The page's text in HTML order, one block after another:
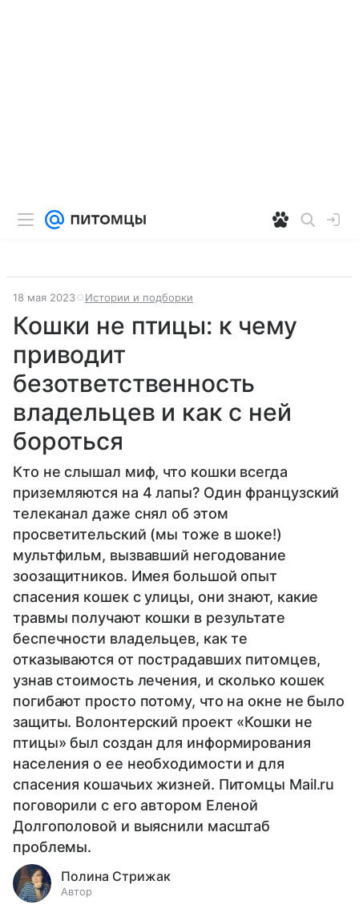
18 мая 2023 Истории и подборки
Кошки не птицы: к чему
приводит
безответственность
владельцев и как с ней
бороться
Кто не слышал миф, что кошки всегда
приземляются на 4 лапы? Один французский
телеканал даже снял об этом
просветительский (мы тоже в шоке!)
мультфильм, вызвавший негодование
зоозащитников. Имея большой опыт
спасения кошек с улицы, они знают, какие
травмы получают кошки в результате
беспечности владельцев, как те
отказываются от пострадавших питомцев,
узнав стоимость лечения, и сколько кошек
погибают просто потому, что на окне не было
защиты. Волонтерский проект «Кошки не
птицы» был создан для информирования
населения о ее необходимости и для
спасения кошачьих жизней. Питомцы Mail.ru
поговорили с его автором Еленой
Долгополовой и выяснили масштаб
проблемы.
Полина Стрижак
Автор